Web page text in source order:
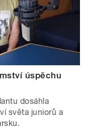
úspěchu
dosáhla
světa juniorů a